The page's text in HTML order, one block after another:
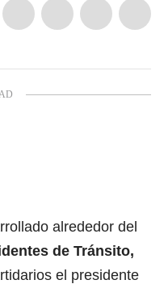
alrededor del
de Tránsito,
el presidente